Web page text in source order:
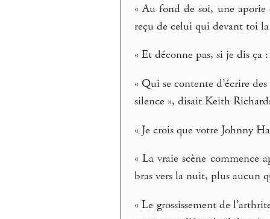
« Au fond de soi, une
reçu de celui qui devant toi
« Et déconne pas, si je dis
« Qui se contente d’écrire
silence », disait Keith
« Je crois que votre Johnny
« La vraie scène commence
bras vers la nuit, plus aucun
« Le grossissement de